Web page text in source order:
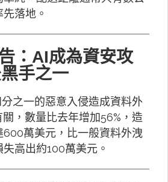
落地。
：AI成為資安攻
手之一
之一的惡意入侵造成資料外
，數量比去年增加56%，造
600萬美元，比一般資料外洩
高出約100萬美元。